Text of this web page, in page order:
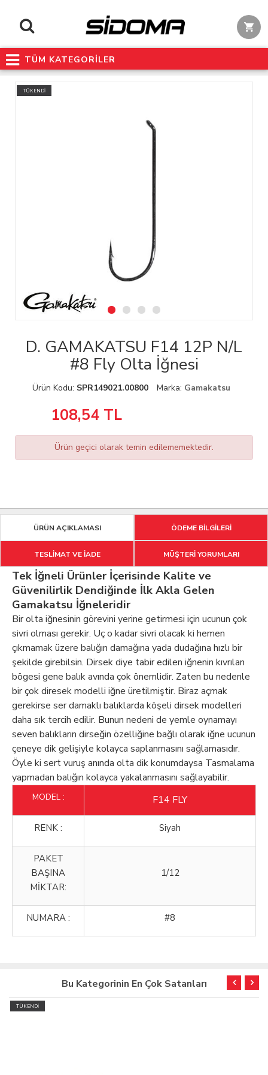
TÜM KATEGORİLER
TÜKENDİ
D. GAMAKATSU F14 12P N/L
#8 Fly Olta İğnesi
Ürün Kodu: SPR149021.00800 Marka: Gamakatsu
108,54TL
Ürün geçici olarak temin edilememektedir.
ÜRÜN AÇIKLAMASI ÖDEME BİLGİLERİ
TESLİMAT VE İADE MÜŞTERİ YORUMLARI
Tek İğneli Ürünler İçerisinde Kalite ve
Güvenilirlik Dendiğinde İlk Akla Gelen
Gamakatsu İğneleridir
Bir olta iğnesinin görevini yerine getirmesi için ucunun çok
sivri olması gerekir. Uç o kadar sivri olacak ki hemen
çıkmamak üzere balığın damağına yada dudağına hızlı bir
şekilde girebilsin. Dirsek diye tabir edilen iğnenin kıvrılan
bögesi gene balık avında çok önemlidir. Zaten bu nedenle
bir çok diresek modelli iğne üretilmiştir. Biraz açmak
gerekirse ser damaklı balıklarda köşeli dirsek modelleri
daha sık tercih edilir. Bunun nedeni de yemle oynamayı
seven balıkların dirseğin özelliğine bağlı olarak iğne ucunun
çeneye dik gelişiyle kolayca saplanmasını sağlamasıdır.
Öyle ki sert vuruş anında olta dik konumdaysa Tasmalama
yapmadan balığın kolayca yakalanmasını sağlayabilir.
MODEL : F14 FLY
RENK : Siyah
PAKET
BAŞINA
MİKTAR:
1/12
NUMARA : #8
Bu Kategorinin En Çok Satanları
TÜKENDİ